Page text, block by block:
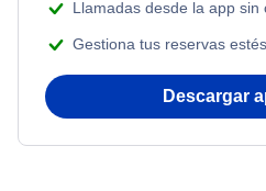
Flights from Nueva York to
Flights from Shanghai to Nueva
Llamadas desde la app sin
Gestiona tus reservas
Descargar